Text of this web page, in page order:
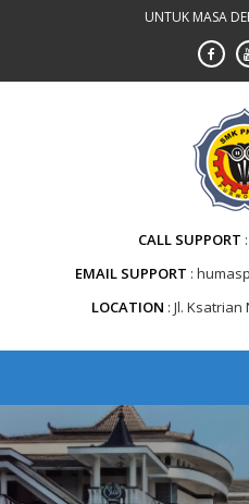
UNTUK MASA
CALL SUPPORT
EMAIL SUPPORT
LOCATION Jl. Ksatrian